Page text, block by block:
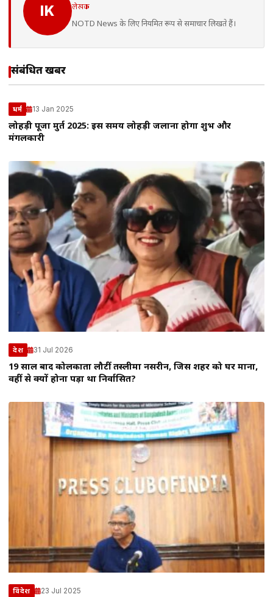
IK लेखक
NOTD News के लिए नियमित रूप से समाचार लिखते हैं।
संबंधित खबरें
धर्म 13 Jan 2025
लोहड़ी पूजा मुहूर्त 2025: इस समय लोहड़ी जलाना होगा शुभ और
मंगलकारी
देश 31 Jul 2026
19 साल बाद कोलकाता लौटीं तस्लीमा नसरीन, जिस शहर को घर माना,
वहीं से क्यों होना पड़ा था निर्वासित?
विदेश 23 Jul 2025